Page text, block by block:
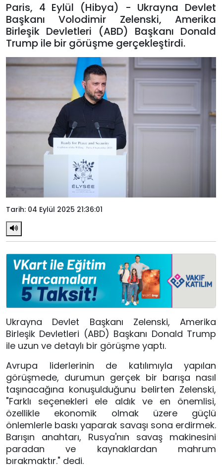
Paris, 4 Eylül (Hibya) - Ukrayna Devlet
Başkanı Volodimir Zelenski, Amerika
Birleşik Devletleri (ABD) Başkanı Donald
Trump ile bir görüşme gerçekleştirdi.
Tarih: 04 Eylül 2025 21:36:01
Ukrayna Devlet Başkanı Zelenski, Amerika
Birleşik Devletleri (ABD) Başkanı Donald Trump
ile uzun ve detaylı bir görüşme yaptı.
Avrupa liderlerinin de katılımıyla yapılan
görüşmede, durumun gerçek bir barışa nasıl
taşınacağına konuşulduğunu belirten Zelenski,
"Farklı seçenekleri ele aldık ve en önemlisi,
özellikle ekonomik olmak üzere güçlü
önlemlerle baskı yaparak savaşı sona erdirmek.
Barışın anahtarı, Rusya'nın savaş makinesini
paradan ve kaynaklardan mahrum
bırakmaktır." dedi.